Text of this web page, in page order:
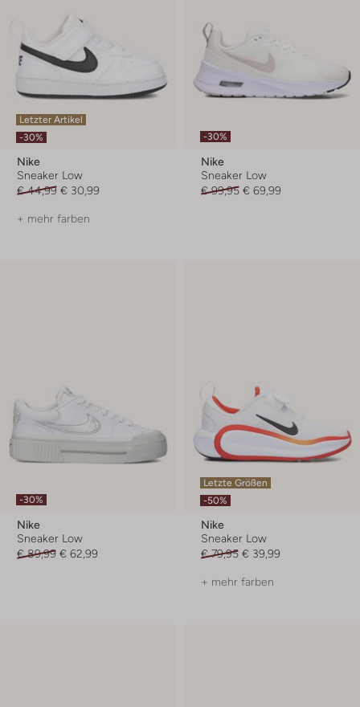
Letzter Artikel
-30%
Nike
Sneaker Low
€ 44,99 € 30,99
+ mehr farben
-30%
Nike
Sneaker Low
€ 99,95 € 69,99
-30%
Nike
Sneaker Low
€ 89,99 € 62,99
Letzte Größen
-50%
Nike
Sneaker Low
€ 79,95 € 39,99
+ mehr farben